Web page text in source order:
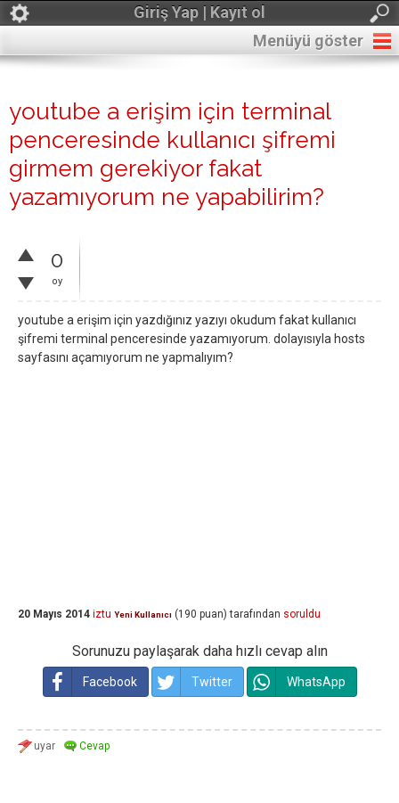
Giriş Yap | Kayıt ol
Menüyü göster
youtube a erişim için terminal
penceresinde kullanıcı şifremi
girmem gerekiyor fakat
yazamıyorum ne yapabilirim?
0
oy
youtube a erişim için yazdığınız yazıyı okudum fakat kullanıcı
şifremi terminal penceresinde yazamıyorum. dolayısıyla hosts
sayfasını açamıyorum ne yapmalıyım?
20 Mayıs 2014 iztu Yeni Kullanıcı (190 puan) tarafından soruldu
Sorunuzu paylaşarak daha hızlı cevap alın
Facebook Twitter WhatsApp